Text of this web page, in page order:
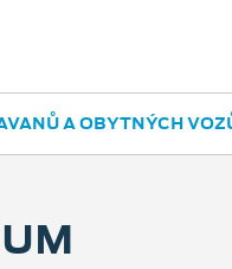
A OBYTNÝCH